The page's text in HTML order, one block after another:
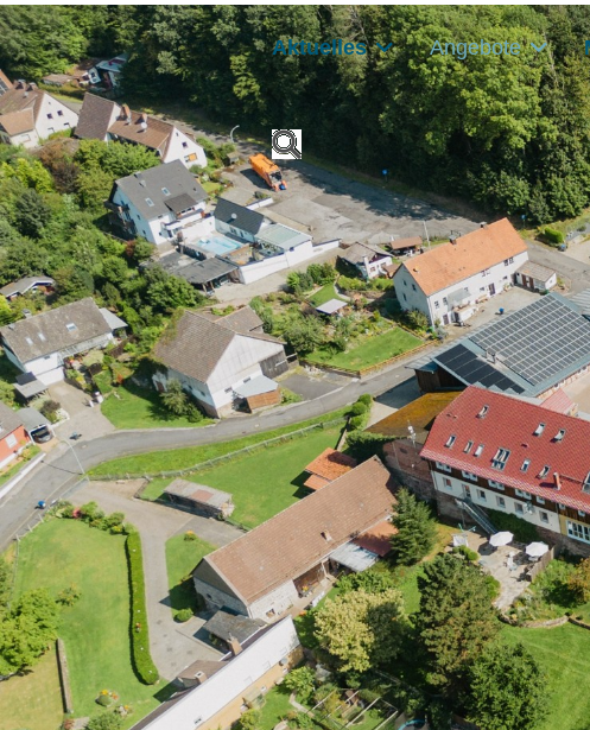
Aktuelles Angebote